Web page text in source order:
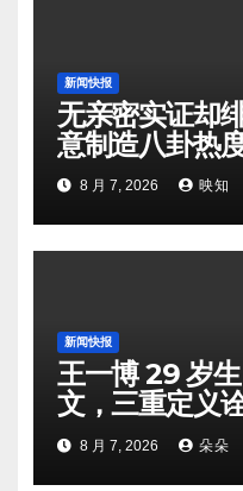
新闻快报
无亲密实证却
意制造八卦热
8 月 7, 2026 映知
新闻快报
王一博 29 岁
文，三重定义
8 月 7, 2026 朵朵